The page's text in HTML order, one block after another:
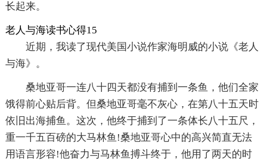
长起来。
老人与海读书心得15
近期，我读了现代美国小说作家海明威的小说《老人
与海》。
桑地亚哥一连八十四天都没有捕到一条鱼，他们全家
饿得前心贴后背。但桑地亚哥毫不灰心，在第八十五天时
依旧出海捕鱼。这次，他终于捕到了一条体长八十五尺，
重一千五百磅的大马林鱼!桑地亚哥心中的高兴简直无法
用语言形容!他奋力与马林鱼搏斗终于，他用了两天的时